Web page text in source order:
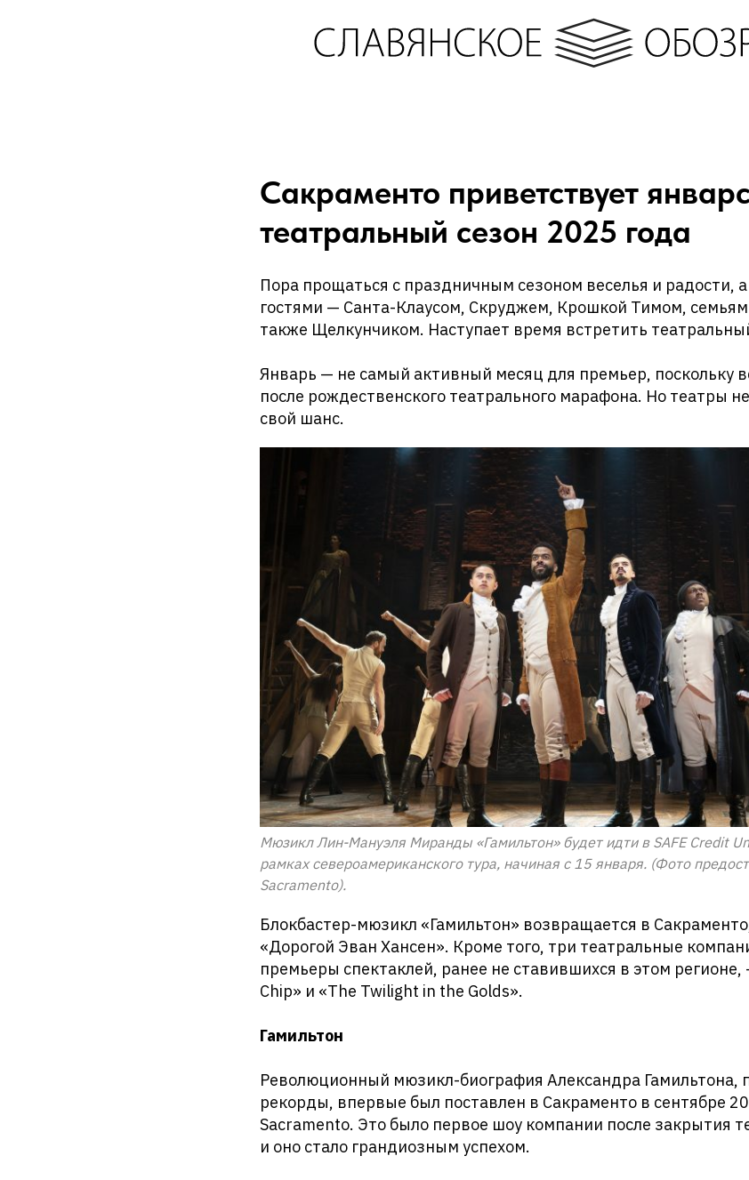
Сакраменто приветствует
театральный сезон 2025 года
Пора прощаться с праздничным сезоном веселья и радости,
гостями — Санта-Клаусом, Скруджем, Крошкой Тимом,
также Щелкунчиком. Наступает время встретить
Январь — не самый активный месяц для премьер, поскольку
после рождественского театрального марафона. Но театры
свой шанс.
Мюзикл Лин-Мануэля Миранды «Гамильтон» будет идти в SAFE Credit
рамках североамериканского тура, начиная с 15 января. (Фото
Sacramento).
Блокбастер-мюзикл «Гамильтон» возвращается в
«Дорогой Эван Хансен». Кроме того, три театральные
премьеры спектаклей, ранее не ставившихся в этом
Chip» и «The Twilight in the Golds».
Гамильтон
Революционный мюзикл-биография Александра Гамильтона,
рекорды, впервые был поставлен в Сакраменто в сентябре
Sacramento. Это было первое шоу компании после закрытия
и оно стало грандиозным успехом.